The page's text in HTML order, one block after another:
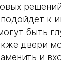
к
быть
двери
и